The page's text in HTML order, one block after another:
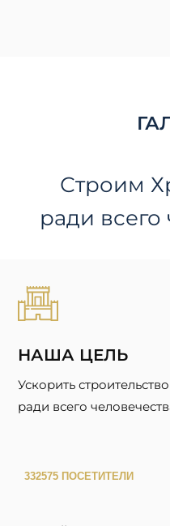
Строим
ради всего
НАША ЦЕЛЬ
Ускорить
ради всего